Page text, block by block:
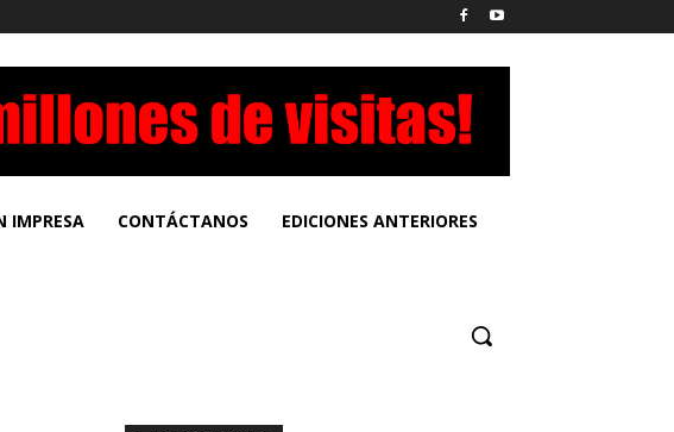
IMPRESA CONTÁCTANOS EDICIONES ANTERIORES